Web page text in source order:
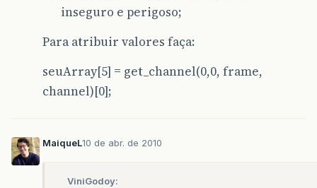
inseguro e perigoso;
Para atribuir valores faça:
seuArray[5] = get_channel(0,0, frame,
channel)[0];
MaiqueL10 de abr. de 2010
ViniGodoy: